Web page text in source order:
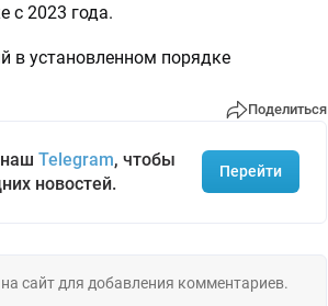
с 2023 года.
в установленном порядке
Поделиться
Telegram, чтобы
новостей.
Перейти